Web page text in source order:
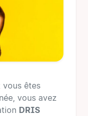
vous êtes
vous avez
DRIS